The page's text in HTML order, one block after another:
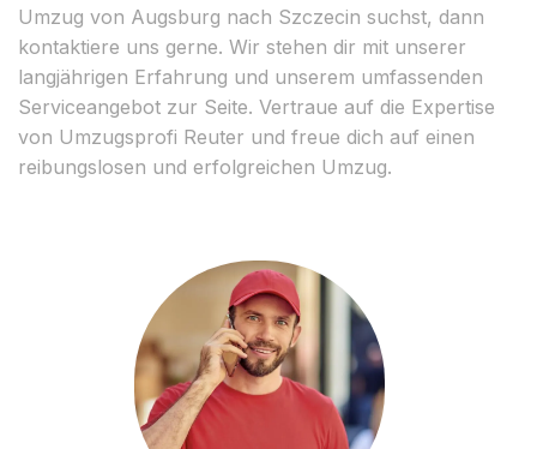
Umzug von Augsburg nach Szczecin suchst, dann
kontaktiere uns gerne. Wir stehen dir mit unserer
langjährigen Erfahrung und unserem umfassenden
Serviceangebot zur Seite. Vertraue auf die Expertise
von Umzugsprofi Reuter und freue dich auf einen
reibungslosen und erfolgreichen Umzug.